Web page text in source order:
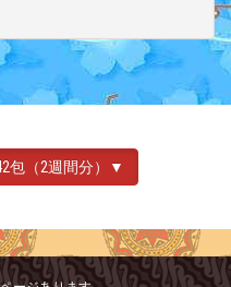
包（2週間分）▼